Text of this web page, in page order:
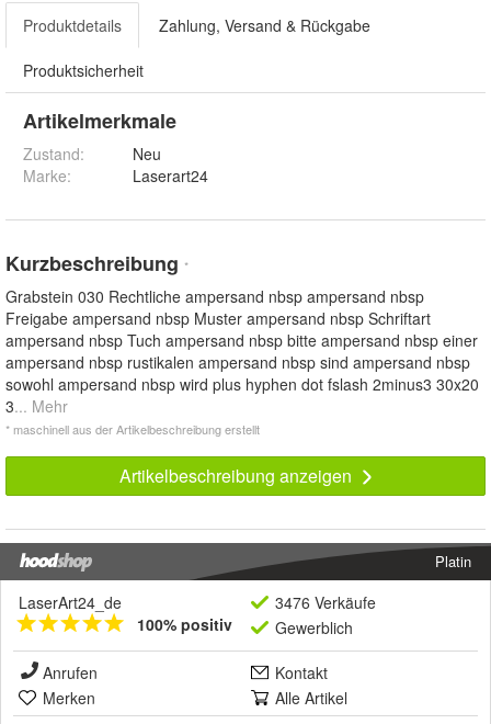
Produktdetails Zahlung, Versand & Rückgabe
Produktsicherheit
Artikelmerkmale
Zustand:
Neu
Marke:
Laserart24
Kurzbeschreibung *
Grabstein 030 Rechtliche ampersand nbsp ampersand nbsp
Freigabe ampersand nbsp Muster ampersand nbsp Schriftart
ampersand nbsp Tuch ampersand nbsp bitte ampersand nbsp einer
ampersand nbsp rustikalen ampersand nbsp sind ampersand nbsp
sowohl ampersand nbsp wird plus hyphen dot fslash 2minus3 30x20
3... Mehr
* maschinell aus der Artikelbeschreibung erstellt
Artikelbeschreibung anzeigen
Platin
LaserArt24_de
100% positiv
3476 Verkäufe
Gewerblich
Anrufen
Kontakt
Merken
Alle Artikel